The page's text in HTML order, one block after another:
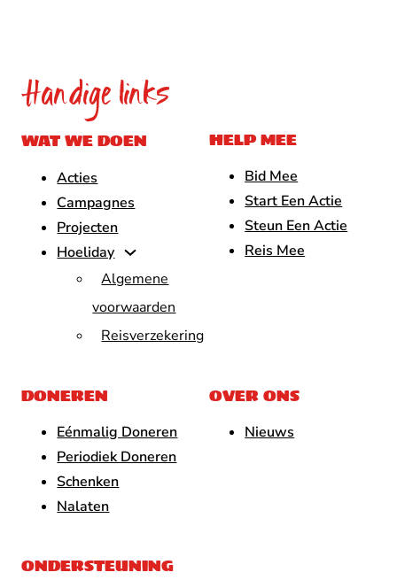
Handige links
WAT WE DOEN
Acties
Campagnes
Projecten
Hoeliday
Algemene
voorwaarden
Reisverzekering
HELP MEE
Bid Mee
Start Een Actie
Steun Een Actie
Reis Mee
DONEREN
Eénmalig Doneren
Periodiek Doneren
Schenken
Nalaten
OVER ONS
Nieuws
ONDERSTEUNING